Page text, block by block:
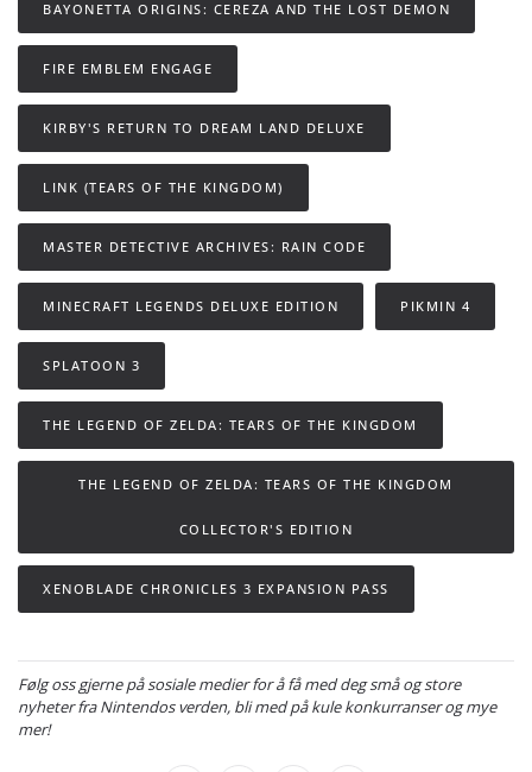
BAYONETTA ORIGINS: CEREZA AND THE LOST DEMON
FIRE EMBLEM ENGAGE
KIRBY'S RETURN TO DREAM LAND DELUXE
LINK (TEARS OF THE KINGDOM)
MASTER DETECTIVE ARCHIVES: RAIN CODE
MINECRAFT LEGENDS DELUXE EDITION PIKMIN 4
SPLATOON 3
THE LEGEND OF ZELDA: TEARS OF THE KINGDOM
THE LEGEND OF ZELDA: TEARS OF THE KINGDOM
COLLECTOR'S EDITION
XENOBLADE CHRONICLES 3 EXPANSION PASS
Følg oss gjerne på sosiale medier for å få med deg små og store
nyheter fra Nintendos verden, bli med på kule konkurranser og mye
mer!